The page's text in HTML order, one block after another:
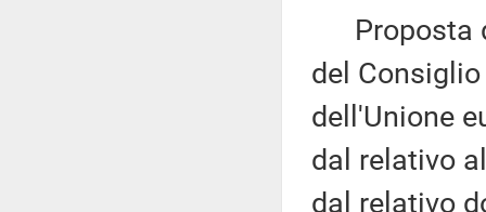
Proposta
del
dell'Unione
dal relativo
dal relativo